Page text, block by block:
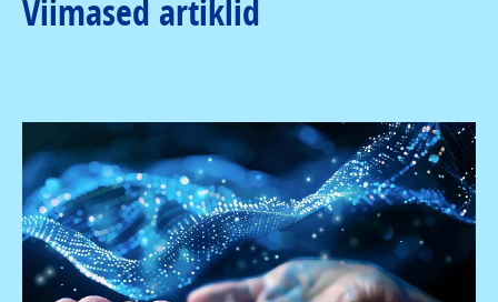
Viimased artiklid